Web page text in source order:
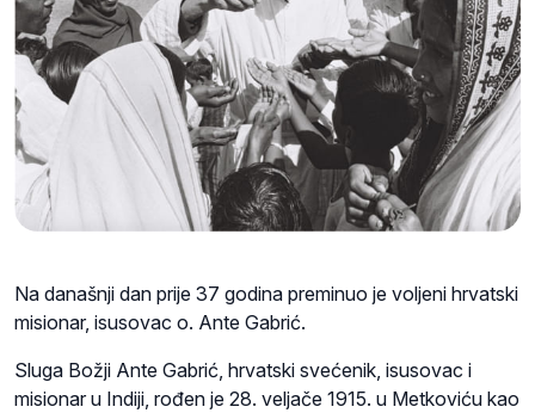
Na današnji dan prije 37 godina preminuo je voljeni hrvatski
misionar, isusovac o. Ante Gabrić.
Sluga Božji Ante Gabrić, hrvatski svećenik, isusovac i
misionar u Indiji, rođen je 28. veljače 1915. u Metkoviću kao